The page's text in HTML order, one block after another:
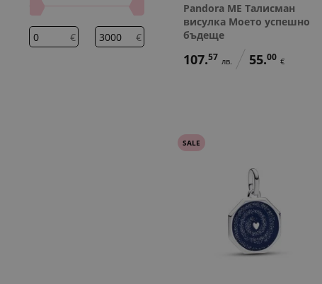
€ €
Pandora ME Талисман
висулка Моето успешно
бъдеще
107.57 лв. 55.00 €
SALE